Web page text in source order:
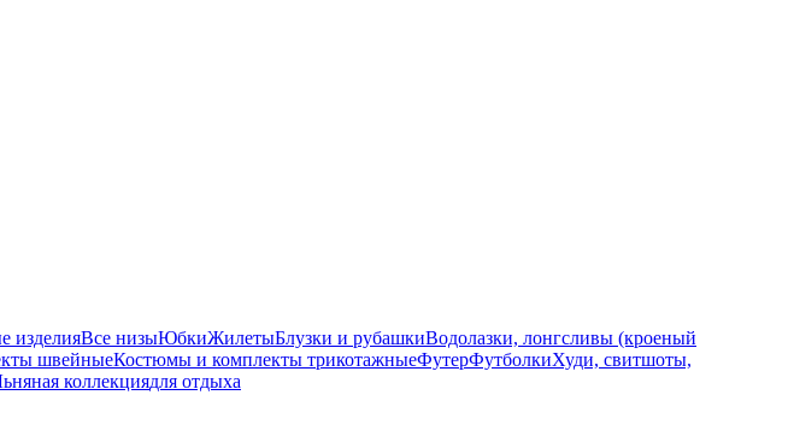
изделияВсе низыЮбкиЖилетыБлузки и рубашкиВодолазки, лонгсливы (кроеный
швейныеКостюмы и комплекты трикотажныеФутерФутболкиХуди, свитшоты,
коллекциядля отдыха